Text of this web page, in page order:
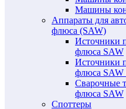
Машины
Аппараты для
флюса (SAW)
Источники
флюса SAW
Источники
флюса SAW
Сварочные
флюса SAW
Споттеры